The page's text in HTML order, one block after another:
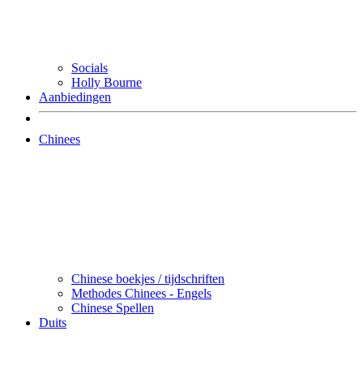
Socials
Holly Bourne
Aanbiedingen
Chinees
Chinese boekjes / tijdschriften
Methodes Chinees - Engels
Chinese Spellen
Duits